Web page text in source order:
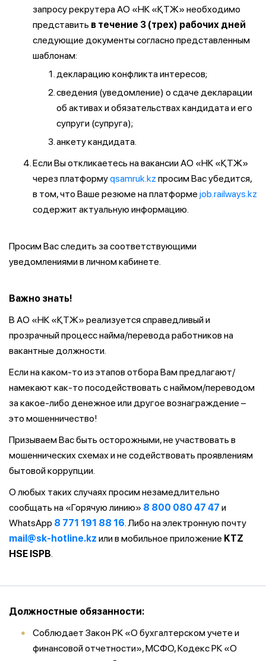
запросу рекрутера АО «НК «ҚТЖ» необходимо
представить в течение 3 (трех) рабочих дней
следующие документы согласно представленным
шаблонам:
декларацию конфликта интересов;
сведения (уведомление) о сдаче декларации
об активах и обязательствах кандидата и его
супруги (супруга);
анкету кандидата.
Если Вы откликаетесь на вакансии АО «НК «ҚТЖ»
через платформуqsamruk.kz просим Вас убедится,
в том, что Ваше резюме на платформе job.railways.kz
содержит актуальную информацию.
Просим Вас следить за соответствующими
уведомлениями в личном кабинете.
Важно знать!
В АО «НК «ҚТЖ» реализуется справедливый и
прозрачный процесс найма/перевода работников на
вакантные должности.
Если на каком-то из этапов отбора Вам предлагают/
намекают как-то посодействовать с наймом/переводом
за какое-либо денежное или другое вознаграждение –
это мошенничество!
Призываем Вас быть осторожными, не участвовать в
мошеннических схемах и не содействовать проявлениям
бытовой коррупции.
О любых таких случаях просим незамедлительно
сообщать на «Горячую линию» 8 800 080 47 47 и
WhatsApp 8 771 191 88 16. Либо на электронную почту
mail@sk-hotline.kz или в мобильное приложение KTZ
HSE ISPB.
Должностные обязанности:
Соблюдает Закон РК «О бухгалтерском учете и
финансовой отчетности», МСФО, Кодекс РК «О